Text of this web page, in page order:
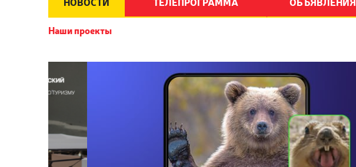
Наши проекты